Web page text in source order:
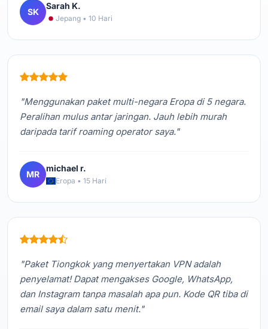
SK
Sarah K.
Jepang • 10 Hari
"Menggunakan paket multi-negara Eropa di 5 negara.
Peralihan mulus antar jaringan. Jauh lebih murah
daripada tarif roaming operator saya."
MR
michael r.
Eropa • 15 Hari
"Paket Tiongkok yang menyertakan VPN adalah
penyelamat! Dapat mengakses Google, WhatsApp,
dan Instagram tanpa masalah apa pun. Kode QR tiba di
email saya dalam satu menit."